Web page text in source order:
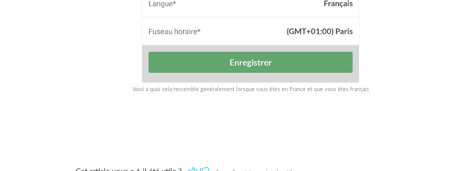
Voici à quoi cela ressemble généralement lorsque vous êtes en France et que vous êtes français